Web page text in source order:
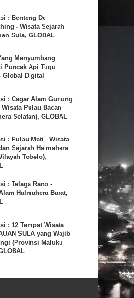
: Benteng De
- Wisata Sejarah
Sula, GLOBAL
Menyumbang
Puncak Api Tugu
Global Digital
: Cagar Alam Gunung
Wisata Pulau Bacan
Selatan), GLOBAL
: Pulau Meti - Wisata
Sejarah Halmahera
Tobelo),
: Telaga Rano -
Halmahera Barat,
: 12 Tempat Wisata
SULA yang Wajib
(Provinsi Maluku